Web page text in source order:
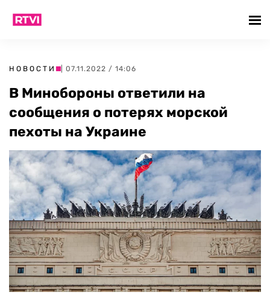
НОВОСТИ | 07.11.2022 / 14:06
В Минобороны ответили на
сообщения о потерях морской
пехоты на Украине